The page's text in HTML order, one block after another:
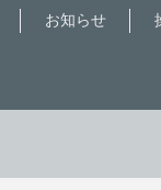
お知らせ